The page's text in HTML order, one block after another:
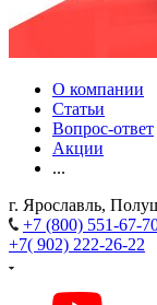
О компании
Статьи
Вопрос-ответ
Акции
...
г. Ярославль,
+7 (800) 551-67-
+7( 902) 222-26-22